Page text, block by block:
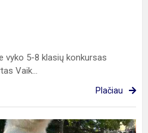
vyko 5-8 klasių konkursas
Vaik...
Plačiau